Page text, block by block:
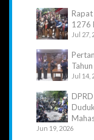
1276
Jul 27,
Jul 14,
Jun 19, 2026